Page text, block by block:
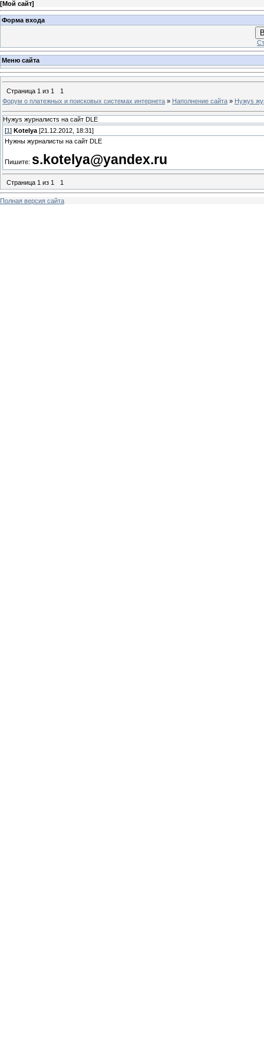
[Мой сайт]
Форма входа
Меню сайта
Страница 1 из 1
1
Форум о платежных и поисковых системах интернета » Наполнение сайта » Нужys
Нужys журналистs на сайт DLE
[1 ] Kotelya [21.12.2012, 18:31]
Нужны журналисты на сайт DLE
Пишите: s.kotelya@yandex.ru
Страница 1 из 1 1
Полная версия сайта